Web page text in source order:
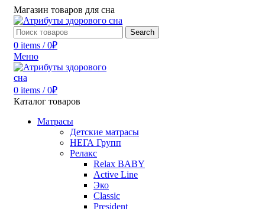
Магазин товаров для сна
Search
0 items / 0₽
Меню
0 items / 0₽
Каталог товаров
Матрасы
Детские матрасы
НЕГА Групп
Релакс
Relax BABY
Active Line
Эко
Classic
President